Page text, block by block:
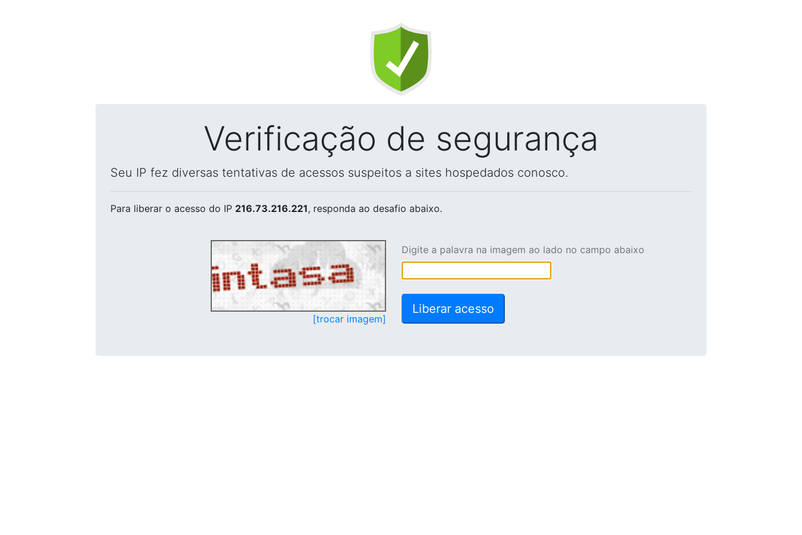
Verificação de segurança
Seu IP fez diversas tentativas de acessos suspeitos a sites hospedados conosco.
Para liberar o acesso do IP 216.73.216.221, responda ao desafio abaixo.
[trocar imagem]
Digite a palavra na imagem ao lado no campo abaixo